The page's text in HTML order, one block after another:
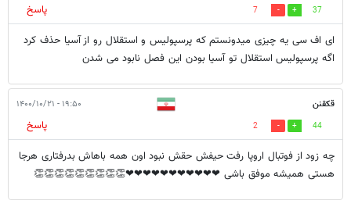
37
7
پاسخ
ای اف سی یه چیزی میدونستم که پرسپولیس و استقلال رو از آسیا حذف کرد
اگه پرسپولیس استقلال تو آسیا بودن این فصل نابود می شدن
قکقنن ۱۹:۵۰ - ۱۴۰۰/۱۰/۲۱
44
2
پاسخ
چه زود از فوتبال اروپا رفت حیفش حقش نبود اون همه باهاش بدرفتاری هرجا
هستی همیشه موفق باشی ❤❤❤❤❤❤❤❤❤❤❤👏👏👏👏👏👏👏👏👏